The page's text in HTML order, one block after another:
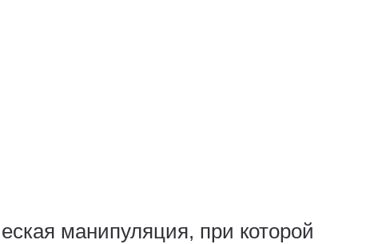
манипуляция, при которой